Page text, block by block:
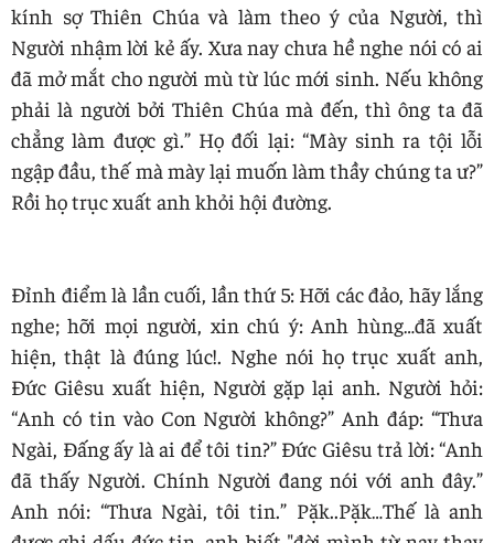
kính sợ Thiên Chúa và làm theo ý của Người, thì
Người nhậm lời kẻ ấy. Xưa nay chưa hề nghe nói có ai
đã mở mắt cho người mù từ lúc mới sinh. Nếu không
phải là người bởi Thiên Chúa mà đến, thì ông ta đã
chẳng làm được gì.” Họ đối lại: “Mày sinh ra tội lỗi
ngập đầu, thế mà mày lại muốn làm thầy chúng ta ư?”
Rồi họ trục xuất anh khỏi hội đường.
Đỉnh điểm là lần cuối, lần thứ 5: Hỡi các đảo, hãy lắng
nghe; hỡi mọi người, xin chú ý: Anh hùng…đã xuất
hiện, thật là đúng lúc!. Nghe nói họ trục xuất anh,
Đức Giêsu xuất hiện, Người gặp lại anh. Người hỏi:
“Anh có tin vào Con Người không?” Anh đáp: “Thưa
Ngài, Đấng ấy là ai để tôi tin?” Đức Giêsu trả lời: “Anh
đã thấy Người. Chính Người đang nói với anh đây.”
Anh nói: “Thưa Ngài, tôi tin.” Pặk..Pặk…Thế là anh